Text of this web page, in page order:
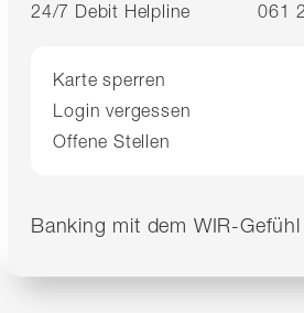
24/7 Debit Helpline
061
Karte sperren
Login vergessen
Offene Stellen
Banking mit dem WIR-Gefühl